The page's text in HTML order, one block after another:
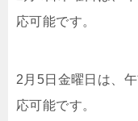
応可能です。
2月5日金曜日は、
応可能です。